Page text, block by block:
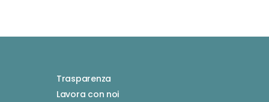
Trasparenza
Lavora con noi